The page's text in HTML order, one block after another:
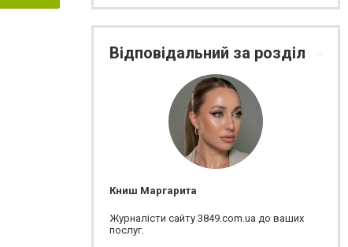
Відповідальний за розділ
Книш Маргарита
Журналісти сайту 3849.com.ua до ваших
послуг.